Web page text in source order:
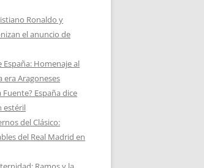
Ronaldo y
el anuncio de
Homenaje al
era Aragoneses
Fuente? España dice
estéril
del Clásico:
del Real Madrid en